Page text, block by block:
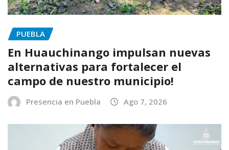
PUEBLA
En Huauchinango impulsan nuevas
alternativas para fortalecer el
campo de nuestro municipio!
Presencia en Puebla Ago 7, 2026